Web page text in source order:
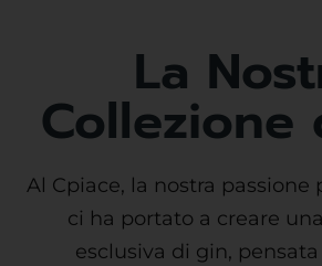
La
Collezione
Al Cpiace, la nostra passione
ci ha portato a creare
esclusiva di gin,